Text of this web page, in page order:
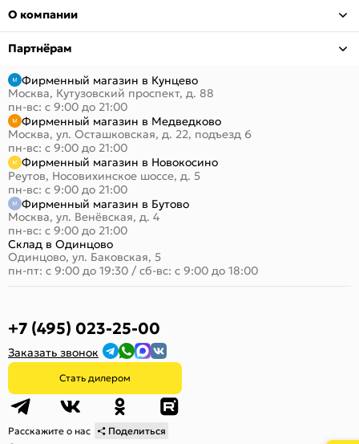
О компании
Партнёрам
Фирменный магазин в Кунцево
Москва, Кутузовский проспект, д. 88
пн-вс: с 9:00 до 21:00
Фирменный магазин в Медведково
Москва, ул. Осташковская, д. 22, подъезд 6
пн-вс: с 9:00 до 21:00
Фирменный магазин в Новокосино
Реутов, Носовихинское шоссе, д. 5
пн-вс: с 9:00 до 21:00
Фирменный магазин в Бутово
Москва, ул. Венёвская, д. 4
пн-вс: с 9:00 до 21:00
Склад в Одинцово
Одинцово, ул. Баковская, 5
пн-пт: с 9:00 до 19:30 / сб-вс: с 9:00 до 18:00
+7 (495) 023-25-00
Заказать звонок
Стать дилером
Расскажите о нас
Поделиться